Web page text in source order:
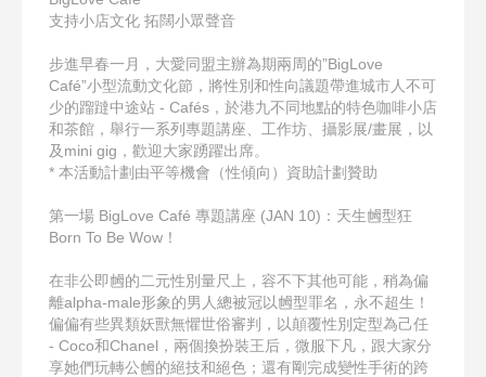
支持小店文化 拓闊小眾聲音
步進早春一月，大愛同盟主辦為期兩周的”BigLove
Café”小型流動文化節，將性別和性向議題帶進城市人不可
少的蹓躂中途站 - Cafés，於港九不同地點的特色咖啡小店
和茶館，舉行一系列專題講座、工作坊、攝影展/畫展，以
及mini gig，歡迎大家踴躍出席。
* 本活動計劃由平等機會（性傾向）資助計劃贊助
第一場 BigLove Café 專題講座 (JAN 10)：天生乸型狂
Born To Be Wow！
在非公即乸的二元性別量尺上，容不下其他可能，稍為偏
離alpha-male形象的男人總被冠以乸型罪名，永不超生！
偏偏有些異類妖獸無懼世俗審判，以顛覆性別定型為己任
- Coco和Chanel，兩個換扮裝王后，微服下凡，跟大家分
享她們玩轉公乸的絕技和絕色；還有剛完成變性手術的跨